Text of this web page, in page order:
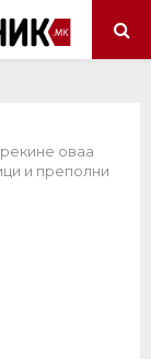
оваа
и преполни